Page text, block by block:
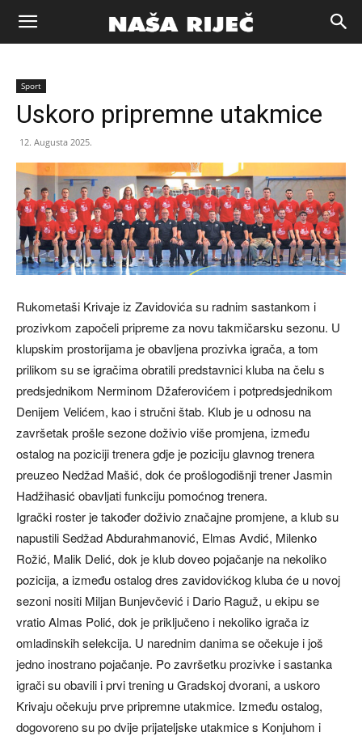
Naša
riječ
Zenica
Sport
Uskoro pripremne utakmice
12. Augusta 2025.
Rukometaši Krivaje iz Zavidovića su radnim sastankom i
prozivkom započeli pripreme za novu takmičarsku sezonu. U
klupskim prostorijama je obavljena prozivka igrača, a tom
prilikom su se igračima obratili predstavnici kluba na čelu s
predsjednikom Nerminom Džaferovićem i potpredsjednikom
Denijem Velićem, kao i stručni štab. Klub je u odnosu na
završetak prošle sezone doživio više promjena, između
ostalog na poziciji trenera gdje je poziciju glavnog trenera
preuzeo Nedžad Mašić, dok će prošlogodišnji trener Jasmin
Hadžihasić obavljati funkciju pomoćnog trenera.
Igrački roster je također doživio značajne promjene, a klub su
napustili Sedžad Abdurahmanović, Elmas Avdić, Milenko
Rožić, Malik Delić, dok je klub doveo pojačanje na nekoliko
pozicija, a između ostalog dres zavidovićkog kluba će u novoj
sezoni nositi Miljan Bunjevčević i Dario Raguž, u ekipu se
vratio Almas Polić, dok je priključeno i nekoliko igrača iz
omladinskih selekcija. U narednim danima se očekuje i još
jedno inostrano pojačanje. Po završetku prozivke i sastanka
igrači su obavili i prvi trening u Gradskoj dvorani, a uskoro
Krivaju očekuju prve pripremne utakmice. Između ostalog,
dogovoreno su po dvije prijateljske utakmice s Konjuhom i